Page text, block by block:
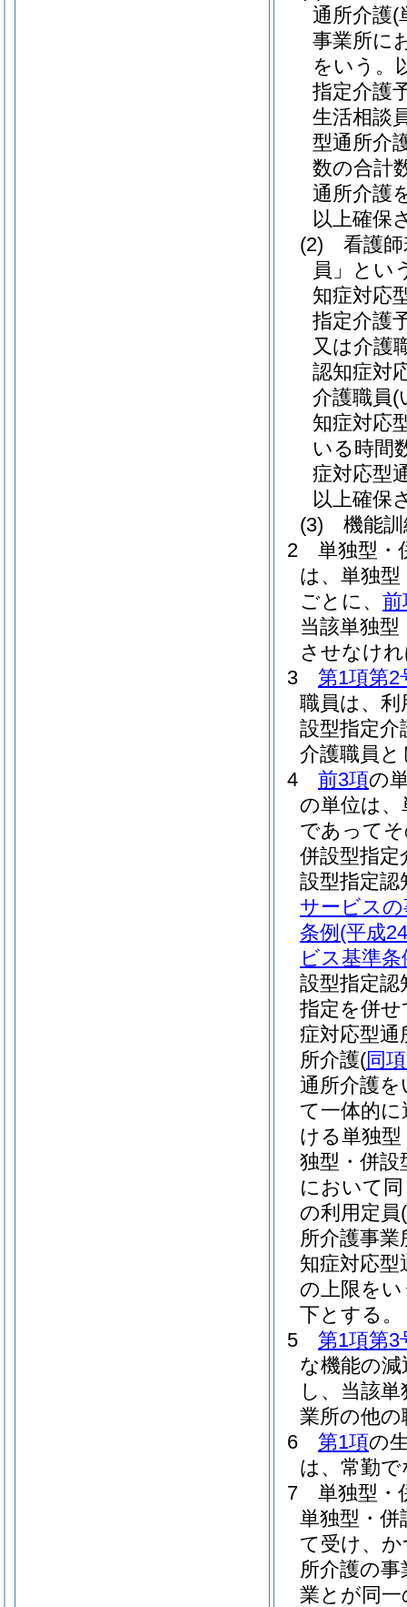
通所介護(
事業所に
をいう。
指定介護
生活相談
型通所介
数の合計
通所介護
以上確保
(2)
看護
員」とい
知症対応
指定介護
又は介護
認知症対
介護職員(
知症対応
いる時間
症対応型
以上確保
(3)
機能
2
単独型・
は、単独型
ごとに、 前
当該単独
させなけ
3
第1項第2
職員は、
設型指定介
介護職員
4
前3項の
の単位は、
であって
併設型指定
設型指定認
サービス
条例 (平成
ビス基準
設型指定認
指定を併せ
症対応型通
所介護(同
通所介護
て一体的
ける単独
独型・併設
において
の利用定員
所介護事
知症対応
の上限をい
下とする。
5
第1項第3
な機能の
し、当該
業所の他
6
第1項の
は、常勤
7
単独型・
単独型・併
て受け、
所介護の
業とが同